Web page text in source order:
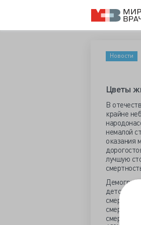
Новости
Цветы
В
крайне
немалой
оказания
лучшую
детской